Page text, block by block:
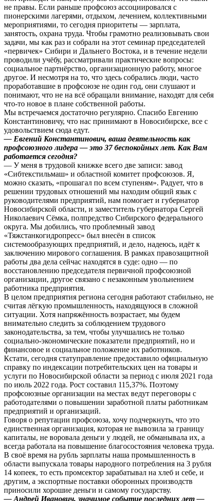
не правы. Если раньше профсоюз ассоциировался с
пионерскими лагерями, отдыхом, лечением, коллективными
мероприятиями, то сегодня приоритеты — зарплата,
занятость, охрана труда. Чтобы грамотно реализовывать свои
задачи, мы как раз и собрали на этот семинар председателей
«первичек» Сибири и Дальнего Востока, и в течение недели
проводили учёбу, рассматривали практические вопросы:
социальное партнёрство, организационную работу, многое
другое. И несмотря на то, что здесь собрались люди, часто
проработавшие в профсоюзе не один год, они слушают и
понимают, что не на всё обращали внимание, находят для себя
что-то новое в плане собственной работы.
Мы встречаемся достаточно регулярно. Спасибо Евгению
Константиновичу, что нас принимают в Новосибирске, все с
удовольствием сюда едут.
— Евгений Константинович, ваша деятельность как
профсоюзного лидера — это 37 беспокойных лет. Как Вам
работается сегодня?
— У меня в трудовой книжке всего две записи: завод
«Сибтекстильмаш» и областной комитет профсоюзов. Я,
можно сказать, «прошагал по всем ступеням». Радует, что в
решении трудовых отношений мы находим общий язык с
руководителями предприятий, нам помогает и губернатор
Новосибирской области, и заместитель губернатора Сергей
Николаевич Сёмка, полпредство Сибирского федерального
округа. Мы добились, что проблемный завод
«Тяжстанкогидропресс» был внесён в список
системообразующих предприятий, и дело, надеюсь, идёт к
заключению мирового соглашения. В рамках правозащитной
работы два дела сейчас находятся в суде: одно — по
восстановлению председателя первичной профсоюзной
организации, другое связано с незаконным увольнением
работника предприятия.
В целом предприятия региона сегодня работают стабильно, не
считая лёгкую промышленность, находящуюся в сложной
ситуации. Хотя напряжённость возрастает, мы будем
внимательно следить за соблюдением трудового
законодательства, за тем, чтобы улучшались не только
социально-экономические показатели предприятий, но и
финансовое и социальное положение их работников.
Кстати, сегодня статуправление предоставило официальную
справку по индексации потребительских цен на товары и
услуги по Новосибирской области за период с июля 2021 года
по июль 2022 года. Рост составил 115,37%. Поэтому
профсоюзные организации на местах ведут переговоры с
работодателями о повышении заработной платы работникам
предприятий и организаций.
Говоря о репутации профсоюза, хочу подчеркнуть, что это
единственная организация, которая не вывозила за границу
капиталы, не воровала деньги у людей, не обманывала их, а
всегда работала на повышение благосостояния человека труда.
В своё время на рубль зарплаты наша промышленность в
области выпускала товары народного потребления на 3 рубля
14 копеек, то есть промсектор зарабатывал на хлеб и себе, и
другим, а экспортные поставки оборонных производств
приносили хорошие деньги и самому государству.
— Андрей Иванович, значимое событие последних лет —